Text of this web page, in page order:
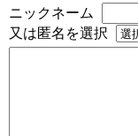
ニックネーム
又は匿名を選択